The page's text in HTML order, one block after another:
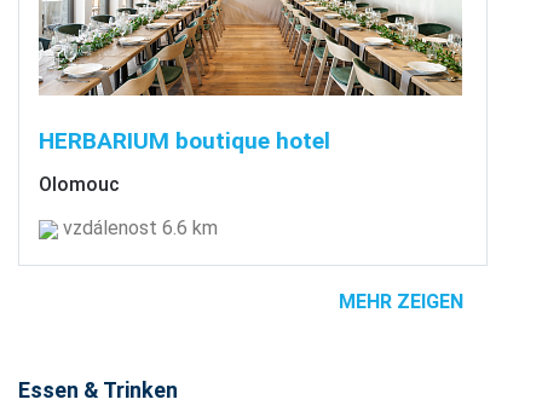
HERBARIUM boutique hotel
Olomouc
vzdálenost 6.6 km
MEHR ZEIGEN
Essen & Trinken